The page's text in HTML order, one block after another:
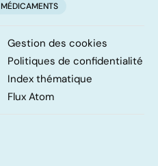
MÉDICAMENTS
Gestion des cookies
Politiques de confidentialité
Index thématique
Flux Atom